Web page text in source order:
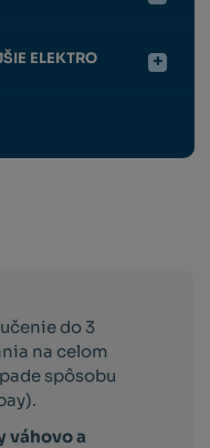
ELEKTRO
do 3
na celom
spôsobu
váhovo a